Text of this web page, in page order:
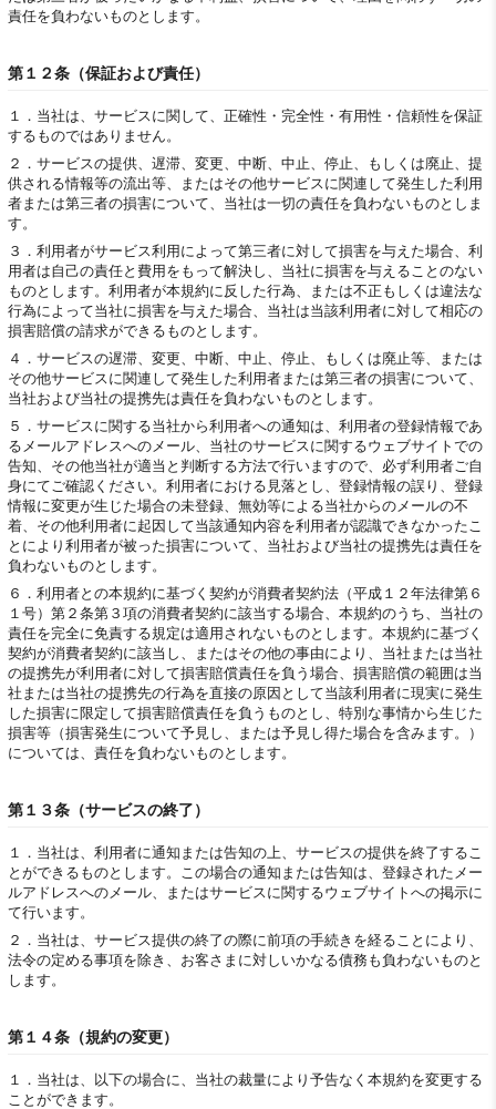
責任を負わないものとします。
第１２条（保証および責任）
１． 当社は、サービスに関して、正確性・完全性・有用性・信頼性を保証
するものではありません。
２． サービスの提供、遅滞、変更、中断、中止、停止、もしくは廃止、提
供される情報等の流出等、またはその他サービスに関連して発生した利用
者または第三者の損害について、当社は一切の責任を負わないものとしま
す。
３． 利用者がサービス利用によって第三者に対して損害を与えた場合、利
用者は自己の責任と費用をもって解決し、当社に損害を与えることのない
ものとします。利用者が本規約に反した行為、または不正もしくは違法な
行為によって当社に損害を与えた場合、当社は当該利用者に対して相応の
損害賠償の請求ができるものとします。
４． サービスの遅滞、変更、中断、中止、停止、もしくは廃止等、または
その他サービスに関連して発生した利用者または第三者の損害について、
当社および当社の提携先は責任を負わないものとします。
５． サービスに関する当社から利用者への通知は、利用者の登録情報であ
るメールアドレスへのメール、当社のサービスに関するウェブサイトでの
告知、その他当社が適当と判断する方法で行いますので、必ず利用者ご自
身にてご確認ください。利用者における見落とし、登録情報の誤り、登録
情報に変更が生じた場合の未登録、無効等による当社からのメールの不
着、その他利用者に起因して当該通知内容を利用者が認識できなかったこ
とにより利用者が被った損害について、当社および当社の提携先は責任を
負わないものとします。
６． 利用者との本規約に基づく契約が消費者契約法（平成１２年法律第６
１号）第２条第３項の消費者契約に該当する場合、本規約のうち、当社の
責任を完全に免責する規定は適用されないものとします。本規約に基づく
契約が消費者契約に該当し、またはその他の事由により、当社または当社
の提携先が利用者に対して損害賠償責任を負う場合、損害賠償の範囲は当
社または当社の提携先の行為を直接の原因として当該利用者に現実に発生
した損害に限定して損害賠償責任を負うものとし、特別な事情から生じた
損害等（損害発生について予見し、または予見し得た場合を含みます。）
については、責任を負わないものとします。
第１３条（サービスの終了）
１． 当社は、利用者に通知または告知の上、サービスの提供を終了するこ
とができるものとします。この場合の通知または告知は、登録されたメー
ルアドレスへのメール、またはサービスに関するウェブサイトへの掲示に
て行います。
２． 当社は、サービス提供の終了の際に前項の手続きを経ることにより、
法令の定める事項を除き、お客さまに対しいかなる債務も負わないものと
します。
第１４条（規約の変更）
１． 当社は、以下の場合に、当社の裁量により予告なく本規約を変更する
ことができます。